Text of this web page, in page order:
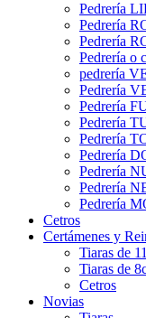
Pedrería
Pedrería
Pedrería
Pedrería o
pedrería
Pedrería
Pedrería
Pedrería
Pedrería
Pedrería
Pedrería
Pedrería
Pedrería
Cetros
Certámenes y
Tiaras de
Tiaras de
Cetros
Novias